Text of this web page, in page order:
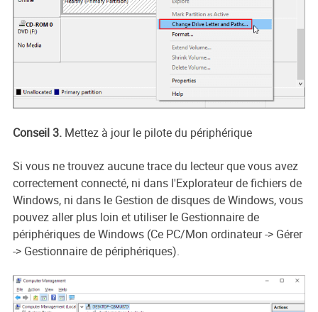
Conseil 3. Mettez à jour le pilote du périphérique
Si vous ne trouvez aucune trace du lecteur que vous avez
correctement connecté, ni dans l'Explorateur de fichiers de
Windows, ni dans le Gestion de disques de Windows, vous
pouvez aller plus loin et utiliser le Gestionnaire de
périphériques de Windows (Ce PC/Mon ordinateur -> Gérer
-> Gestionnaire de périphériques).